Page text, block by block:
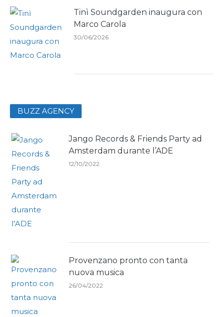
Tinì Soundgarden inaugura con
Marco Carola
30/06/2026
BUZZ AGENCY
Jango Records & Friends Party ad
Amsterdam durante l’ADE
12/10/2022
Provenzano pronto con tanta
nuova musica
26/04/2022